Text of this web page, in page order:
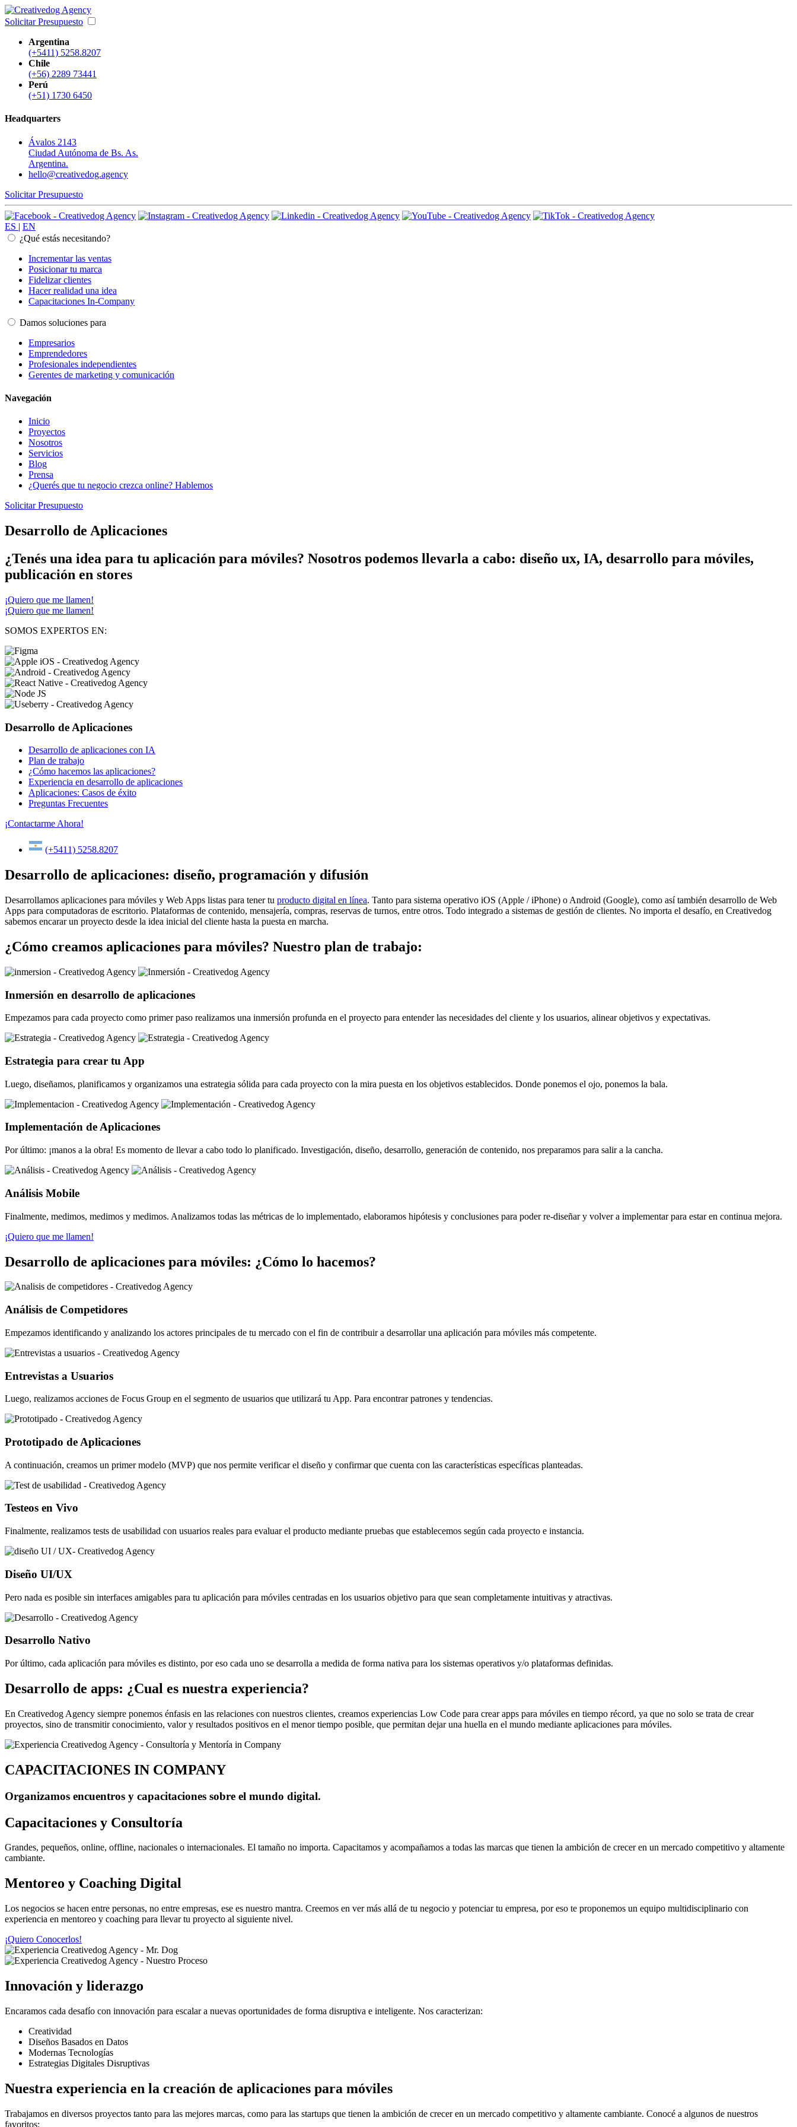
Solicitar Presupuesto
Argentina
(+5411) 5258.8207
Chile
(+56) 2289 73441
Perú
(+51) 1730 6450
Headquarters
Ávalos 2143
Ciudad Autónoma de Bs. As.
Argentina.
hello@creativedog.agency
Solicitar Presupuesto
ES | EN
¿Qué estás necesitando?
Incrementar las ventas
Posicionar tu marca
Fidelizar clientes
Hacer realidad una idea
Capacitaciones In-Company
Damos soluciones para
Empresarios
Emprendedores
Profesionales independientes
Gerentes de marketing y comunicación
Navegación
Inicio
Proyectos
Nosotros
Servicios
Blog
Prensa
¿Querés que tu negocio crezca online? Hablemos
Solicitar Presupuesto
Desarrollo de Aplicaciones
¿Tenés una idea para tu aplicación para móviles? Nosotros podemos llevarla a cabo: diseño ux, IA, desarrollo para móviles,
publicación en stores
¡Quiero que me llamen!
¡Quiero que me llamen!
SOMOS EXPERTOS EN:
Desarrollo de Aplicaciones
Desarrollo de aplicaciones con IA
Plan de trabajo
¿Cómo hacemos las aplicaciones?
Experiencia en desarrollo de aplicaciones
Aplicaciones: Casos de éxito
Preguntas Frecuentes
¡Contactarme Ahora!
(+5411) 5258.8207
Desarrollo de aplicaciones: diseño, programación y difusión
Desarrollamos aplicaciones para móviles y Web Apps listas para tener tu producto digital en línea. Tanto para sistema operativo iOS (Apple / iPhone) o Android (Google), como así también desarrollo de Web
Apps para computadoras de escritorio. Plataformas de contenido, mensajería, compras, reservas de turnos, entre otros. Todo integrado a sistemas de gestión de clientes. No importa el desafío, en Creativedog
sabemos encarar un proyecto desde la idea inicial del cliente hasta la puesta en marcha.
¿Cómo creamos aplicaciones para móviles? Nuestro plan de trabajo:
Inmersión en desarrollo de aplicaciones
Empezamos para cada proyecto como primer paso realizamos una inmersión profunda en el proyecto para entender las necesidades del cliente y los usuarios, alinear objetivos y expectativas.
Estrategia para crear tu App
Luego, diseñamos, planificamos y organizamos una estrategia sólida para cada proyecto con la mira puesta en los objetivos establecidos. Donde ponemos el ojo, ponemos la bala.
Implementación de Aplicaciones
Por último: ¡manos a la obra! Es momento de llevar a cabo todo lo planificado. Investigación, diseño, desarrollo, generación de contenido, nos preparamos para salir a la cancha.
Análisis Mobile
Finalmente, medimos, medimos y medimos. Analizamos todas las métricas de lo implementado, elaboramos hipótesis y conclusiones para poder re-diseñar y volver a implementar para estar en continua mejora.
¡Quiero que me llamen!
Desarrollo de aplicaciones para móviles: ¿Cómo lo hacemos?
Análisis de Competidores
Empezamos identificando y analizando los actores principales de tu mercado con el fin de contribuir a desarrollar una aplicación para móviles más competente.
Entrevistas a Usuarios
Luego, realizamos acciones de Focus Group en el segmento de usuarios que utilizará tu App. Para encontrar patrones y tendencias.
Prototipado de Aplicaciones
A continuación, creamos un primer modelo (MVP) que nos permite verificar el diseño y confirmar que cuenta con las características específicas planteadas.
Testeos en Vivo
Finalmente, realizamos tests de usabilidad con usuarios reales para evaluar el producto mediante pruebas que establecemos según cada proyecto e instancia.
Diseño UI/UX
Pero nada es posible sin interfaces amigables para tu aplicación para móviles centradas en los usuarios objetivo para que sean completamente intuitivas y atractivas.
Desarrollo Nativo
Por último, cada aplicación para móviles es distinto, por eso cada uno se desarrolla a medida de forma nativa para los sistemas operativos y/o plataformas definidas.
Desarrollo de apps: ¿Cual es nuestra experiencia?
En Creativedog Agency siempre ponemos énfasis en las relaciones con nuestros clientes, creamos experiencias Low Code para crear apps para móviles en tiempo récord, ya que no solo se trata de crear
proyectos, sino de transmitir conocimiento, valor y resultados positivos en el menor tiempo posible, que permitan dejar una huella en el mundo mediante aplicaciones para móviles.
CAPACITACIONES IN COMPANY
Organizamos encuentros y capacitaciones sobre el mundo digital.
Capacitaciones y Consultoría
Grandes, pequeños, online, offline, nacionales o internacionales. El tamaño no importa. Capacitamos y acompañamos a todas las marcas que tienen la ambición de crecer en un mercado competitivo y altamente
cambiante.
Mentoreo y Coaching Digital
Los negocios se hacen entre personas, no entre empresas, ese es nuestro mantra. Creemos en ver más allá de tu negocio y potenciar tu empresa, por eso te proponemos un equipo multidisciplinario con
experiencia en mentoreo y coaching para llevar tu proyecto al siguiente nivel.
¡Quiero Conocerlos!
Innovación y liderazgo
Encaramos cada desafío con innovación para escalar a nuevas oportunidades de forma disruptiva e inteligente. Nos caracterizan:
Creatividad
Diseños Basados en Datos
Modernas Tecnologías
Estrategias Digitales Disruptivas
Nuestra experiencia en la creación de aplicaciones para móviles
Trabajamos en diversos proyectos tanto para las mejores marcas, como para las startups que tienen la ambición de crecer en un mercado competitivo y altamente cambiante. Conocé a algunos de nuestros
favoritos: